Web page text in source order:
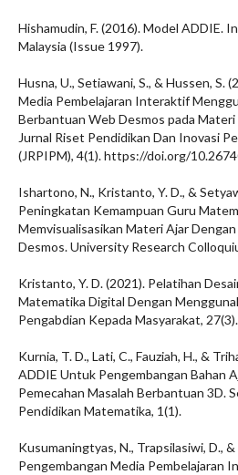
Hishamudin, F. (2016). Model ADDIE.
Malaysia (Issue 1997).
Husna, U., Setiawani, S., & Hussen, S.
Media Pembelajaran Interaktif
Berbantuan Web Desmos pada
Jurnal Riset Pendidikan Dan Inovasi
(JRPIPM), 4(1). https://doi.org/
Ishartono, N., Kristanto, Y. D., &
Peningkatan Kemampuan Guru
Memvisualisasikan Materi Ajar
Desmos. University Research
Kristanto, Y. D. (2021). Pelatihan
Matematika Digital Dengan
Pengabdian Kepada Masyarakat, 27(3).
Kurnia, T. D., Lati, C., Fauziah, H., &
ADDIE Untuk Pengembangan Bahan
Pemecahan Masalah Berbantuan 3D.
Pendidikan Matematika, 1(1).
Kusumaningtyas, N., Trapsilasiwi, D.,
Pengembangan Media Pembelajaran